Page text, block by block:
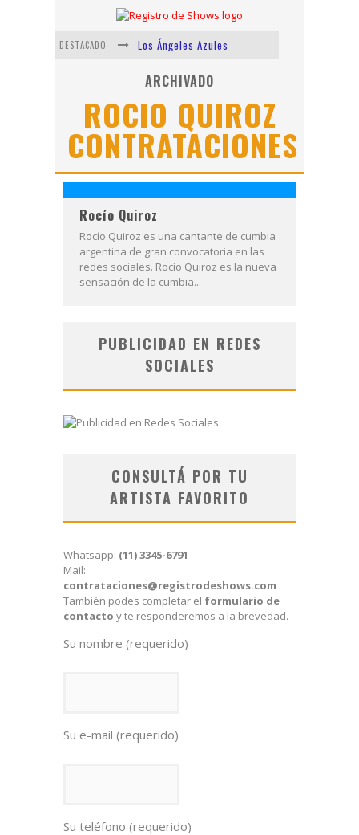
DESTACADO
Los Ángeles Azules
Shows via streaming
Lit Killah
Nicki Nicole
Duki
ARCHIVADO
ROCIO QUIROZ
CONTRATACIONES
Rocío Quiroz
Rocío Quiroz es una cantante de cumbia
argentina de gran convocatoria en las
redes sociales. Rocío Quiroz es la nueva
sensación de la cumbia...
PUBLICIDAD EN REDES
SOCIALES
CONSULTÁ POR TU
ARTISTA FAVORITO
Whatsapp: (11) 3345-6791
Mail:
contrataciones@registrodeshows.com
También podes completar el formulario de
contacto y te responderemos a la brevedad.
Su nombre (requerido)
Su e-mail (requerido)
Su teléfono (requerido)